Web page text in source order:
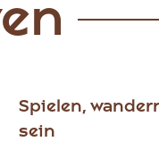
Spielen,
sein